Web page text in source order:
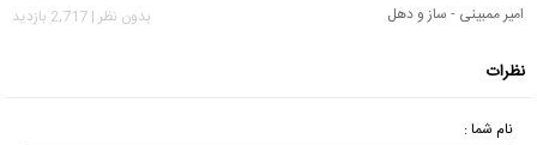
امیر ممبینی - ساز و دهل
بدون نظر | 2,717 بازدید
نظرات
نام شما :